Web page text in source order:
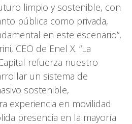
limpio y sostenible, con
pública como privada,
en este escenario”,
CEO de Enel X. “La
refuerza nuestro
un sistema de
sostenible,
experiencia en movilidad
presencia en la mayoría